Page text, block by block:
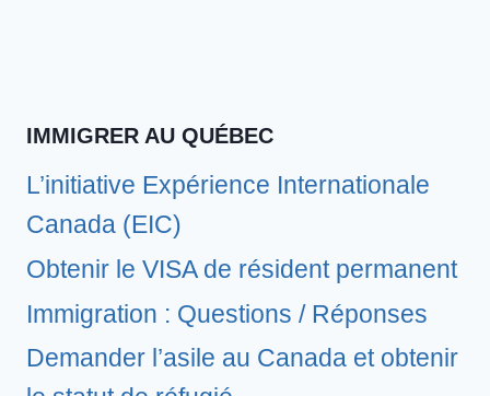
IMMIGRER AU QUÉBEC
L’initiative Expérience Internationale
Canada (EIC)
Obtenir le VISA de résident permanent
Immigration : Questions / Réponses
Demander l’asile au Canada et obtenir